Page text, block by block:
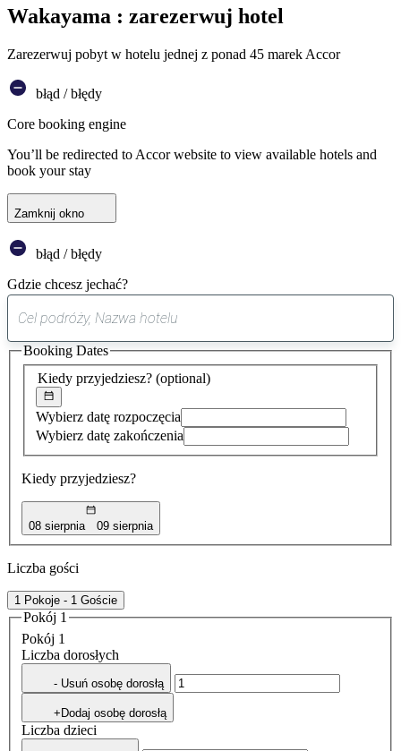
Wakayama : zarezerwuj hotel
Zarezerwuj pobyt w hotelu jednej z ponad 45 marek Accor
błąd / błędy
Core booking engine
You’ll be redirected to Accor website to view available hotels and
book your stay
Zamknij okno
błąd / błędy
Gdzie chcesz jechać?
sugestia
została
znaleziona
Kiedy przyjedziesz? (optional)
Wybierz datę rozpoczęcia
Wybierz datę zakończenia
Kiedy przyjedziesz?
08 sierpnia 09 sierpnia
Booking Dates
Liczba gości
1 Pokoje - 1 Goście
Pokój 1
Pokój 1
Liczba dorosłych
- Usuń osobę dorosłą
+Dodaj osobę dorosłą
Liczba dzieci